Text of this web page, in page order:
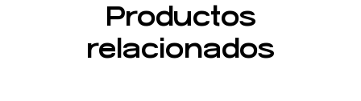
Productos
relacionados